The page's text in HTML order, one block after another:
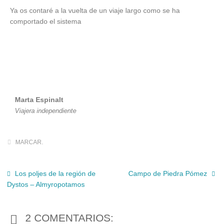
Ya os contaré a la vuelta de un viaje largo como se ha
comportado el sistema
Marta Espinalt
Viajera independiente
MARCAR
Los poljes de la región de
Dystos – Almyropotamos
Campo de Piedra Pómez
2 COMENTARIOS: